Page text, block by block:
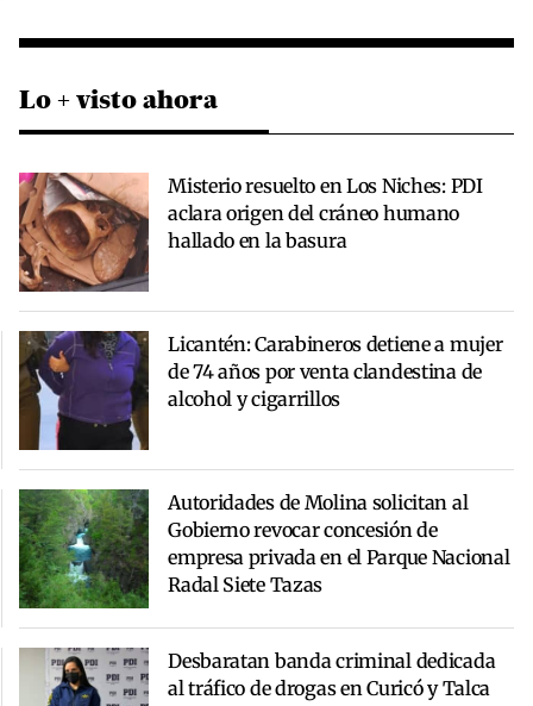
Lo + visto ahora
Misterio resuelto en Los Niches: PDI
aclara origen del cráneo humano
hallado en la basura
Licantén: Carabineros detiene a mujer
de 74 años por venta clandestina de
alcohol y cigarrillos
Autoridades de Molina solicitan al
Gobierno revocar concesión de
empresa privada en el Parque Nacional
Radal Siete Tazas
Desbaratan banda criminal dedicada
al tráfico de drogas en Curicó y Talca